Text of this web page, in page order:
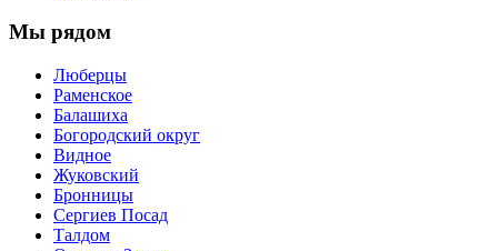
Мы рядом
Люберцы
Раменское
Балашиха
Богородский округ
Видное
Жуковский
Бронницы
Сергиев Посад
Талдом